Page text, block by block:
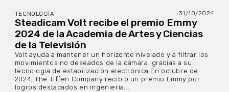
TECNOLOGÍA 31/10/2024
Steadicam Volt recibe el premio Emmy
2024 de la Academia de Artes y Ciencias
de la Televisión
Volt ayuda a mantener un horizonte nivelado y a filtrar los
movimientos no deseados de la cámara, gracias a su
tecnología de estabilización electrónica En octubre de
2024, The Tiffen Company recibió un premio Emmy por
logros destacados en ingeniería,...